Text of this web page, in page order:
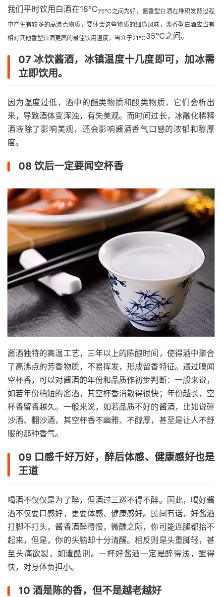
我们平时饮用白酒在18℃25℃之间为好，酱香型白酒在堆积发酵过程
中产生有较多的高沸点物质，要体会这些物质的细微风味，酱香型白酒应当有
相对其他香型白酒更高的最佳饮用温度，当介于21℃35℃之间。
07 冰饮酱酒，冰镇温度十几度即可，加冰需
立即饮用。
因为温度过低，酒中的酯类物质和酸类物质，它们会析出
来，导致酒体变浑浊，有失美观。而时间过长，冰融化稀释
酒液除了影响美观，还会影响酱酒香气口感的浓郁和醇厚
度。
08 饮后一定要闻空杯香
酱酒独特的高温工艺，三年以上的陈酿时间，使得酒中聚合
了高沸点的芳香物质，不易挥发，形成留香特征。通过嗅闻
空杯香，可以对酱酒的年份和品质作初步判断：一般来说，
如若年份稍短的酱酒，其空杯香消散得很快；年份越长，空
杯香留香越久。一般来说，如若品质不好的酱酒，比如说碎
沙酒、翻沙酒，其空杯香不幽雅、不醇厚，甚至是让人不舒
服的那种香气。
09 口感千好万好，醉后体感、健康感好也是
王道
喝酒不仅仅是为了醉，但酒过三巡不得不醉。因此，喝好酱
酒不仅要口感好，更要体感、健康感好。民间有话，好酱酒
打脚不打头，酱香酒醉得慢，微醺之际，你可能连腿都抬不
起来，但是，你的头脑却十分清醒。相反则是头重脚轻，甚
至头痛欲裂，如遭酷刑。一杯好酱酒一定是醉得浅，醒得
快，对身体负担小。
10 酒是陈的香，但不是越老越好